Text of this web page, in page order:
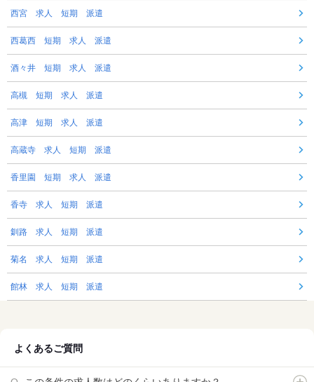
西宮 求人 短期 派遣
西葛西 短期 求人 派遣
酒々井 短期 求人 派遣
高槻 短期 求人 派遣
高津 短期 求人 派遣
高蔵寺 求人 短期 派遣
香里園 短期 求人 派遣
香寺 求人 短期 派遣
釧路 求人 短期 派遣
菊名 求人 短期 派遣
館林 求人 短期 派遣
よくあるご質問